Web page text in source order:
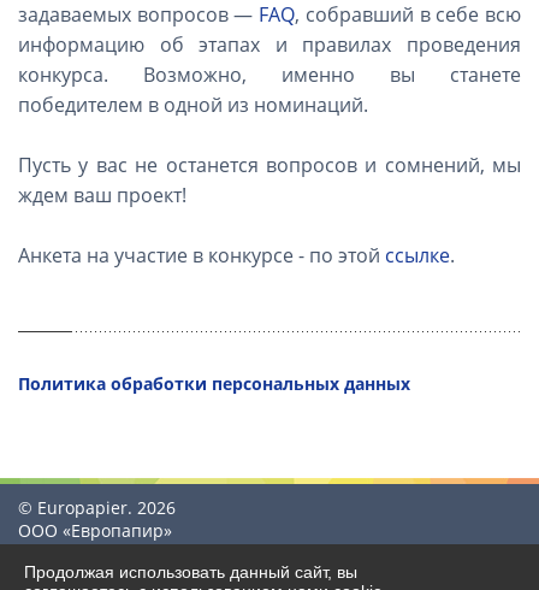
задаваемых вопросов — FAQ, собравший в себе всю
информацию об этапах и правилах проведения
конкурса. Возможно, именно вы станете
победителем в одной из номинаций.
Пусть у вас не останется вопросов и сомнений, мы
ждем ваш проект!
Анкета на участие в конкурсе - по этой ссылке.
Политика обработки персональных данных
© Europapier. 2026
ООО «Европапир»
Продолжая использовать данный сайт, вы